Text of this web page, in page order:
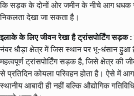
कि सड़क के दोनों ओर जमीन के नीचे आग धधक
निकलता देखा जा सकता है।
इलाके के लिए जीवन रेखा है ट्रांसपोर्टिंग सड़क :
नंबर धौड़ा क्षेत्र में जिस स्थान पर भू-धंसान
महत्वपूर्ण ट्रांसपोर्टिंग सड़क है, जिसे क्षेत्र की
से प्रतिदिन कोयला परिवहन होता है। ऐसे में
स्थानीय आबादी ही नहीं बल्कि औद्योगिक